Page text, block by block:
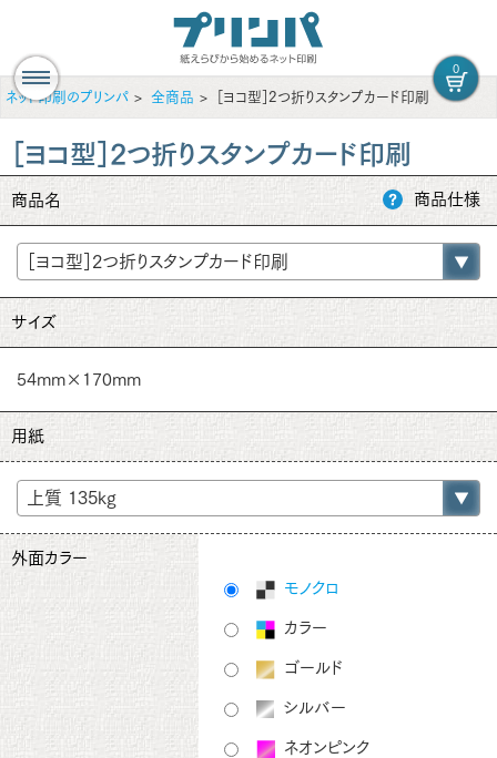
0
ネット印刷のプリンパ 全商品 ［ヨコ型］2つ折りスタンプカード印刷
［ヨコ型］2つ折りスタンプカード印刷
商品名 商品仕様
サイズ
54mm×170mm
用紙
外面カラー
モノクロ
カラー
ゴールド
シルバー
ネオンピンク